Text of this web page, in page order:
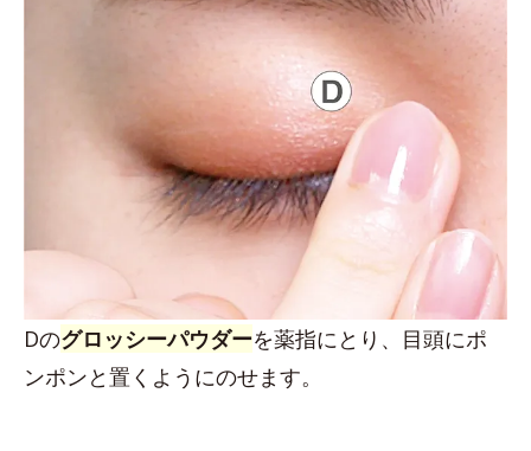
Dのグロッシーパウダーを薬指にとり、目頭にポ
ンポンと置くようにのせます。